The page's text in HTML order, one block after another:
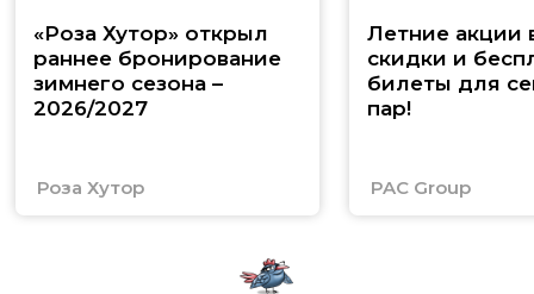
«Роза Хутор» открыл
раннее бронирование
зимнего сезона –
2026/2027
Роза Хутор
Летние акции
скидки и
билеты для
пар!
PAC Group